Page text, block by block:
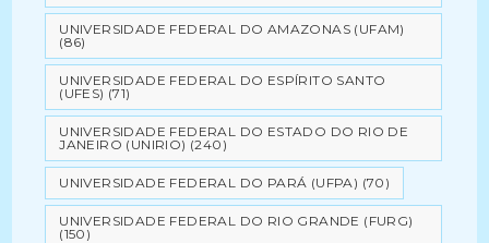
UNIVERSIDADE FEDERAL DO AMAZONAS (UFAM)
(86)
UNIVERSIDADE FEDERAL DO ESPÍRITO SANTO
(UFES) (71)
UNIVERSIDADE FEDERAL DO ESTADO DO RIO DE
JANEIRO (UNIRIO) (240)
UNIVERSIDADE FEDERAL DO PARÁ (UFPA) (70)
UNIVERSIDADE FEDERAL DO RIO GRANDE (FURG)
(150)